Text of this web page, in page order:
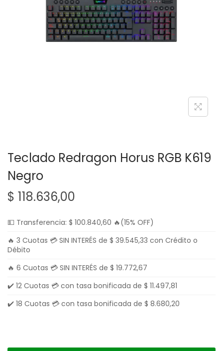
g
a
c
n
i
d
Teclado Redragon Horus RGB K619
Negro
$ 118.636,00
💵 Transferencia: $ 100.840,60 🔥(15% OFF)
🔥 3 Cuotas 💳 SIN INTERÉS de $ 39.545,33 con Crédito o
Débito
🔥 6 Cuotas 💳 SIN INTERÉS de $ 19.772,67
✔️ 12 Cuotas 💳 con tasa bonificada de $ 11.497,81
✔️ 18 Cuotas 💳 con tasa bonificada de $ 8.680,20